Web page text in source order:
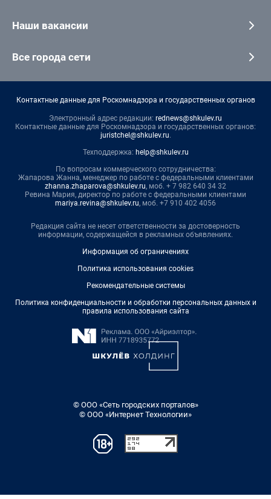
Наши вакансии
Все города сети
Контактные данные для Роскомнадзора и государственных органов
Электронный адрес редакции: rednews@shkulev.ru
Контактные данные для Роскомнадзора и государственных органов:
juristchel@shkulev.ru.
Техподдержка: help@shkulev.ru
По вопросам коммерческого сотрудничества:
Жапарова Жанна, менеджер по работе с федеральными клиентами
zhanna.zhaparova@shkulev.ru, моб. + 7 982 640 34 32
Ревина Мария, директор по работе с федеральными клиентами
mariya.revina@shkulev.ru, моб. +7 910 402 4056
Редакция сайта не несет ответственности за достоверность
информации, содержащейся в рекламных объявлениях.
Информация об ограничениях
Политика использования cookies
Рекомендательные системы
Политика конфиденциальности и обработки персональных данных и
правила использования сайта
© ООО «Сеть городских порталов»
© ООО «Интернет Технологии»